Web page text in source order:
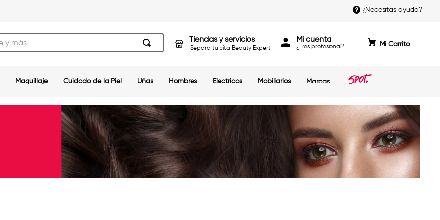
¿Necesitas ayuda?
Tiendas y servicios
Separa tu cita Beauty Expert
Mi cuenta
Maquillaje Cuidado de la Piel Uñas Hombres Eléctricos Mobiliarios Marcas